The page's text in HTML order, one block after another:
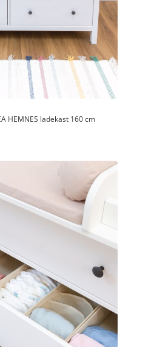
Bladvergroter voor de grote IKEA HEMNES ladekast 160 cm